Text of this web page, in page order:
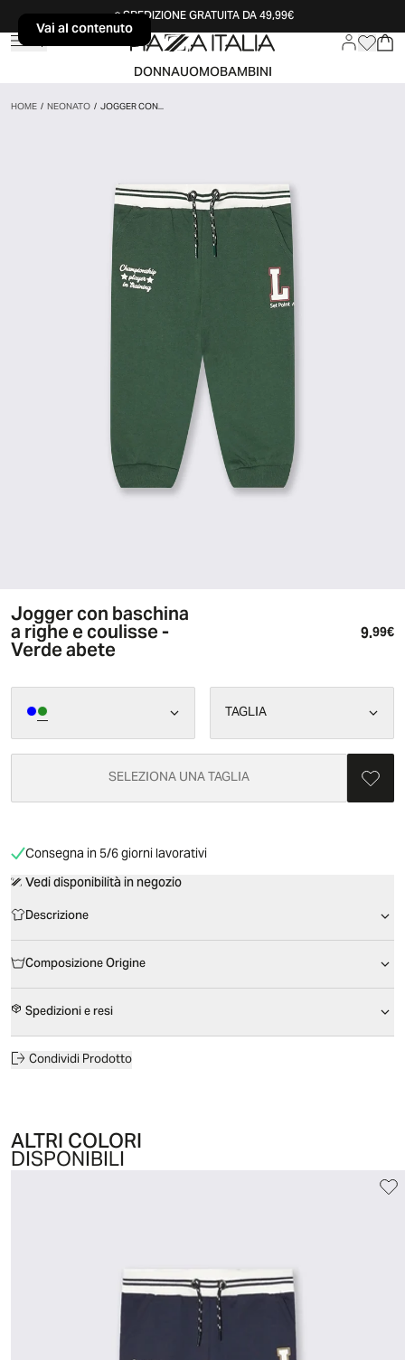
Vai al contenutoSPEDIZIONE GRATUITA DA 49,99€
DONNAUOMOBAMBINI
HOME/NEONATO/JOGGER CON...
Jogger con baschina
a righe e coulisse -
Verde abete 9.99€
TAGLIA
SELEZIONA UNA TAGLIA
Consegna in 5/6 giorni lavorativi
Vedi disponibilità in negozio
Descrizione
Composizione Origine
Spedizioni e resi
Condividi Prodotto
ALTRI COLORI
DISPONIBILI
Vai al contenuto